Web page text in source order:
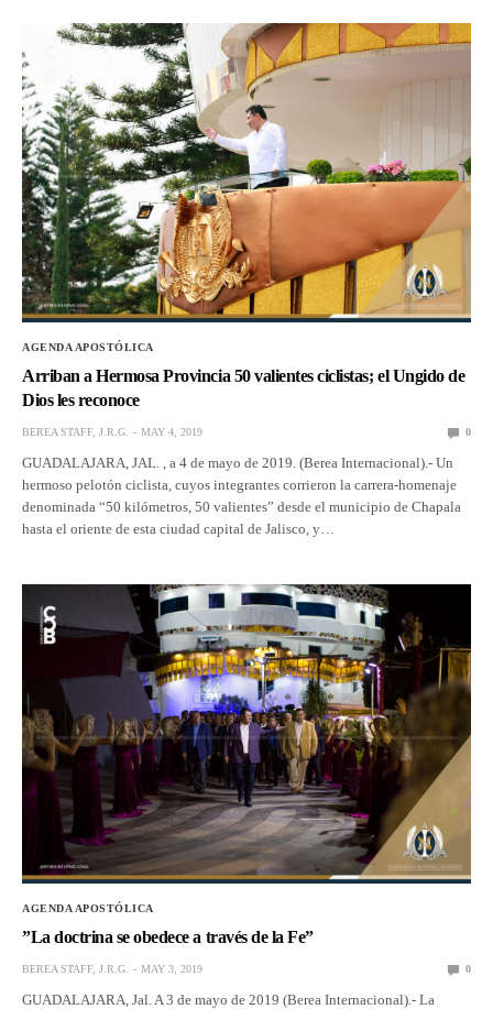
AGENDA APOSTÓLICA
Arriban a Hermosa Provincia 50 valientes ciclistas; el Ungido de
Dios les reconoce
BEREA STAFF, J.R.G. MAY 4, 2019 0
GUADALAJARA, JAL. , a 4 de mayo de 2019. (Berea Internacional).- Un
hermoso pelotón ciclista, cuyos integrantes corrieron la carrera-homenaje
denominada “50 kilómetros, 50 valientes” desde el municipio de Chapala
hasta el oriente de esta ciudad capital de Jalisco, y…
AGENDA APOSTÓLICA
”La doctrina se obedece a través de la Fe”
BEREA STAFF, J.R.G. MAY 3, 2019 0
GUADALAJARA, Jal. A 3 de mayo de 2019 (Berea Internacional).- La